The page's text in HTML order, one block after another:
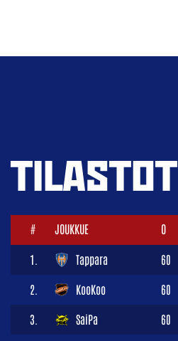
TILASTOT
# JOUKKUE O
1. Tappara 60
2. KooKoo 60
3. SaiPa 60